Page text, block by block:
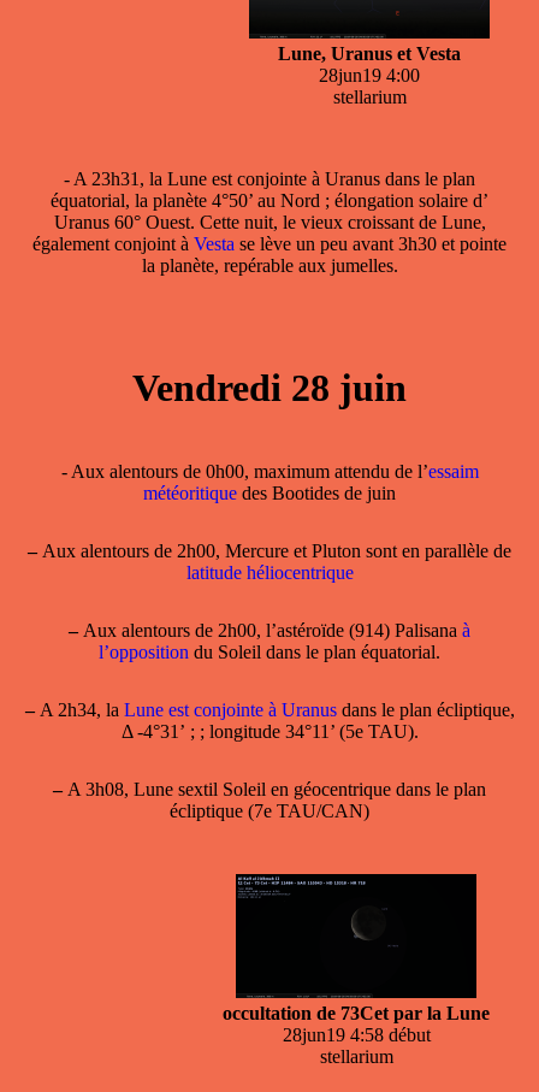
Lune, Uranus et Vesta
28jun19 4:00
stellarium
- A 23h31, la Lune est conjointe à Uranus dans le plan
équatorial, la planète 4°50’ au Nord ; élongation solaire d’
Uranus 60° Ouest. Cette nuit, le vieux croissant de Lune,
également conjoint à Vesta se lève un peu avant 3h30 et pointe
la planète, repérable aux jumelles.
Vendredi 28 juin
- Aux alentours de 0h00, maximum attendu de l’essaim
météoritique des Bootides de juin
–Aux alentours de 2h00, Mercure et Pluton sont en parallèle de
latitude héliocentrique
–Aux alentours de 2h00, l’astéroïde (914) Palisana à
l’opposition du Soleil dans le plan équatorial.
–A 2h34, la Lune est conjointe à Uranusdans le plan écliptique,
Δ -4°31’ ; ; longitude 34°11’ (5e TAU).
–A 3h08, Lune sextil Soleil en géocentrique dans le plan
écliptique (7e TAU/CAN)
occultation de 73Cet par la Lune
28jun19 4:58 début
stellarium